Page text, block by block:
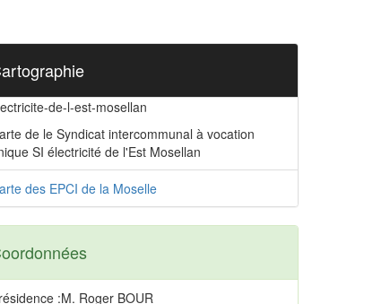
de-l-est-mosellan
de le Syndicat intercommunal à vocation
SI électricité de l'Est Mosellan
des EPCI de la Moselle
:M. Roger BOUR